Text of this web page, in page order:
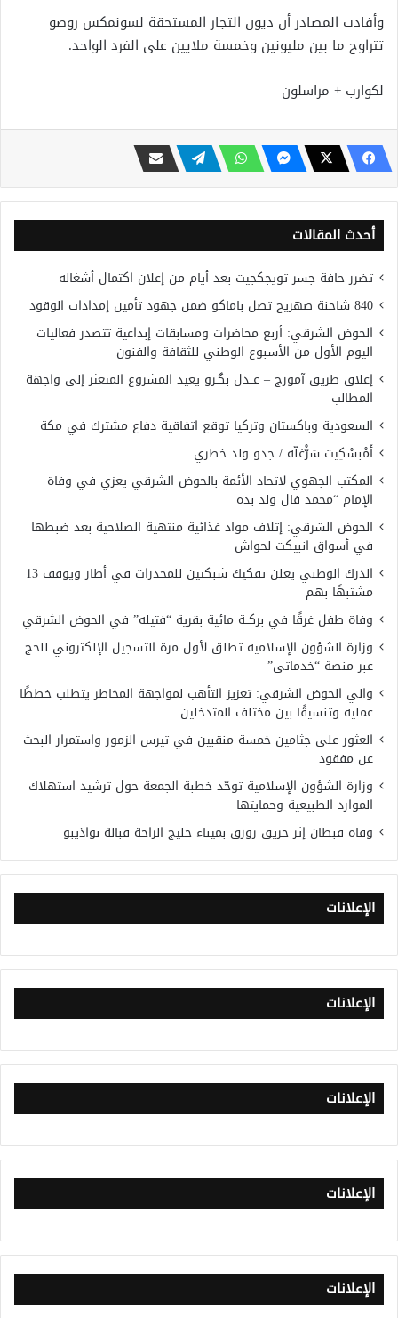
وأفادت المصادر أن ديون التجار المستحقة لسونمكس روصو
تتراوح ما بين مليونين وخمسة ملايين على الفرد الواحد.
لكوارب + مراسلون
أحدث المقالات
تضرر حافة جسر تويجكجيت بعد أيام من إعلان اكتمال أشغاله
840 شاحنة صهريج تصل باماكو ضمن جهود تأمين إمدادات الوقود
الحوض الشرقي: أربع محاضرات ومسابقات إبداعية تتصدر فعاليات
اليوم الأول من الأسبوع الوطني للثقافة والفنون
إغلاق طريق آمورج – عــدل بگـرو يعيد المشروع المتعثر إلى واجهة
المطالب
السعودية وباكستان وتركيا توقع اتفاقية دفاع مشترك في مكة
أَمْبسْكِيت سَرّْغلّه / جدو ولد خطري
المكتب الجهوي لاتحاد الأئمة بالحوض الشرقي يعزي في وفاة
الإمام “محمد فال ولد بده
الحوض الشرقي: إتلاف مواد غذائية منتهية الصلاحية بعد ضبطها
في أسواق انبيكت لحواش
الدرك الوطني يعلن تفكيك شبكتين للمخدرات في أطار ويوقف 13
مشتبهًا بهم
وفاة طفل غرقًا في بركــة مائية بقرية “فتيله” في الحوض الشرقي
وزارة الشؤون الإسلامية تطلق لأول مرة التسجيل الإلكتروني للحج
عبر منصة “خدماتي”
والي الحوض الشرقي: تعزيز التأهب لمواجهة المخاطر يتطلب خططًا
عملية وتنسيقًا بين مختلف المتدخلين
العثور على جثامين خمسة منقبين في تيرس الزمور واستمرار البحث
عن مفقود
وزارة الشؤون الإسلامية توحّد خطبة الجمعة حول ترشيد استهلاك
الموارد الطبيعية وحمايتها
وفاة قبطان إثر حريق زورق بميناء خليج الراحة قبالة نواذيبو
الإعلانات
الإعلانات
الإعلانات
الإعلانات
الإعلانات